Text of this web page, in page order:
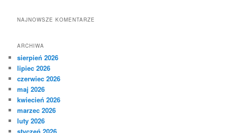
NAJNOWSZE KOMENTARZE
ARCHIWA
sierpień 2026
lipiec 2026
czerwiec 2026
maj 2026
kwiecień 2026
marzec 2026
luty 2026